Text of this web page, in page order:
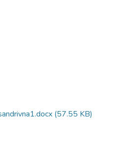
(57.55 KB)